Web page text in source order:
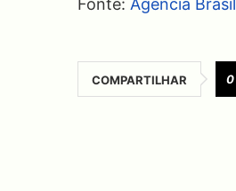
Fonte: Agência Brasil
COMPARTILHAR 0